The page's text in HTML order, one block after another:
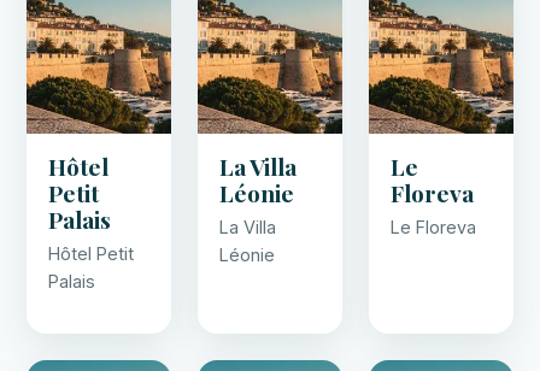
Hôtel
Petit
Palais
Hôtel Petit
Palais
La Villa
Léonie
La Villa
Léonie
Le
Floreva
Le Floreva